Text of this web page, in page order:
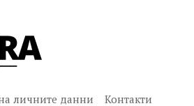
личните данни Контакти